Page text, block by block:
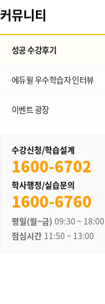
커뮤니티
성공 수강후기
에듀윌 우수학습자 인터뷰
이벤트 광장
수강신청/학습설계
1600-6702
학사행정/실습문의
1600-6760
평일(월~금) 09:30 ~ 18:00
점심시간 11:50 ~ 13:00